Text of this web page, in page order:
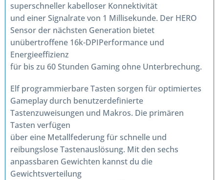
superschneller kabelloser Konnektivität
und einer Signalrate von 1 Millisekunde. Der HERO
Sensor der nächsten Generation bietet
unübertroffene 16k-DPIPerformance und
Energieeffizienz
für bis zu 60 Stunden Gaming ohne Unterbrechung.
Elf programmierbare Tasten sorgen für optimiertes
Gameplay durch benutzerdefinierte
Tastenzuweisungen und Makros. Die primären
Tasten verfügen
über eine Metallfederung für schnelle und
reibungslose Tastenauslösung. Mit den sechs
anpassbaren Gewichten kannst du die
Gewichtsverteilung